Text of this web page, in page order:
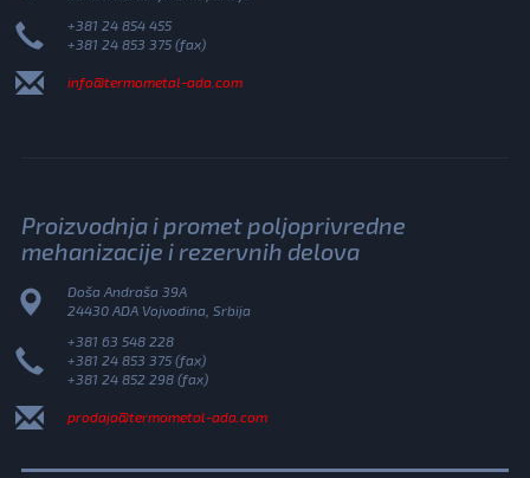
+381 24 854 455
+381 24 853 375 (fax)
info@termometal-ada.com
Proizvodnja i promet poljoprivredne
mehanizacije i rezervnih delova
Doša Andraša 39A
24430 ADA Vojvodina, Srbija
+381 63 548 228
+381 24 853 375 (fax)
+381 24 852 298 (fax)
prodaja@termometal-ada.com